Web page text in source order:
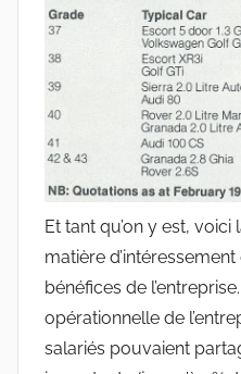
Et tant qu’on y est, voici
matière
bénéfices de
opérationnelle de
salariés pouvaient